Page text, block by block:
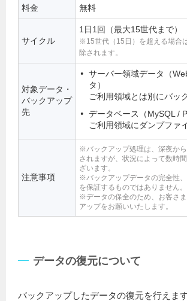
料金 無料
サイクル
1日1回（最大15世代まで）
※15世代（15日）を超える場合
除されます。
対象データ・
バックアップ
先
サーバー領域データ（
タ）
ご利用領域とは別にバッ
データベース（MySQL /
ご利用領域にダンプファ
注意事項
※バックアップ処理は、深夜か
されますが、状況によって数時
ざいます。
※バックアップデータの完全性
を保証するものではありません。
※データの保全のため、お客さ
アップをお願いいたします。
データの復元について
バックアップしたデータの復元を行えま